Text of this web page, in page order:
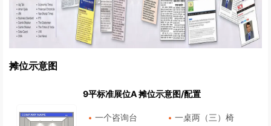
摊位示意图
9平标准展位A 摊位示意图/配置
一个咨询台
一桌两（三）椅